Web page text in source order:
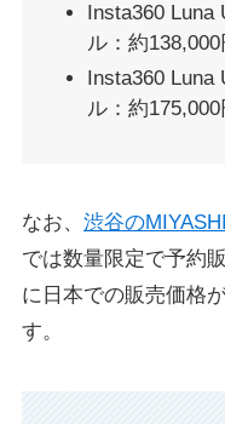
Insta360
ル：約138,000
Insta360
ル：約175,000
なお、 渋谷の
では数量限定で予約
に日本での販売価格
す。